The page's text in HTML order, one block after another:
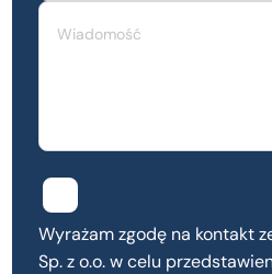
Wyrażam zgodę na kontakt
Sp. z o.o. w celu